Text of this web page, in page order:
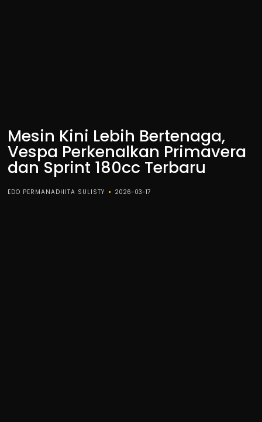
Mesin Kini Lebih Bertenaga,
Vespa Perkenalkan Primavera
dan Sprint 180cc Terbaru
EDO PERMANADHITA SULISTY 2026-03-17